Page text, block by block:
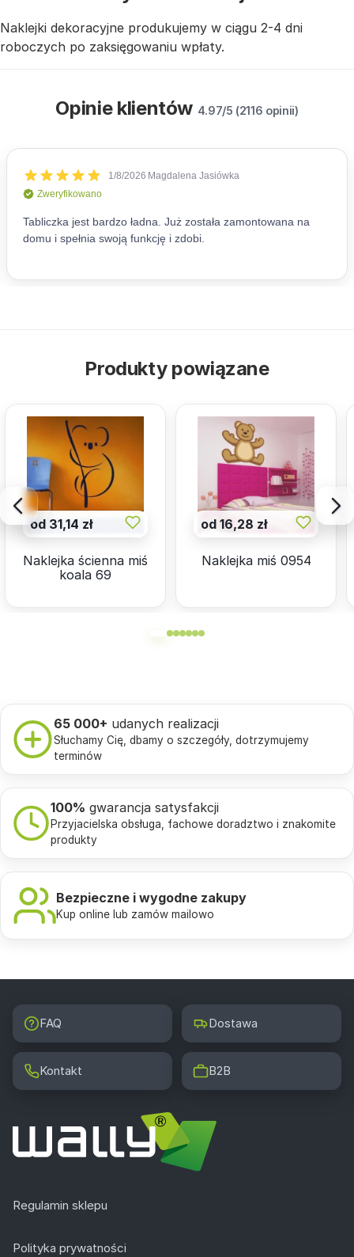
Naklejki dekoracyjne produkujemy w ciągu 2-4 dni
roboczych po zaksięgowaniu wpłaty.
Opinie klientów 4.97/5 (2116 opinii)
Produkty powiązane
od 31,14 zł
Naklejka ścienna miś
koala 69
od 16,28 zł
Naklejka miś 0954
65 000+ udanych realizacji
Słuchamy Cię, dbamy o szczegóły, dotrzymujemy
terminów
100% gwarancja satysfakcji
Przyjacielska obsługa, fachowe doradztwo i znakomite
produkty
Bezpieczne i wygodne zakupy
Kup online lub zamów mailowo
FAQ Dostawa
Kontakt B2B
Regulamin sklepu
Polityka prywatności